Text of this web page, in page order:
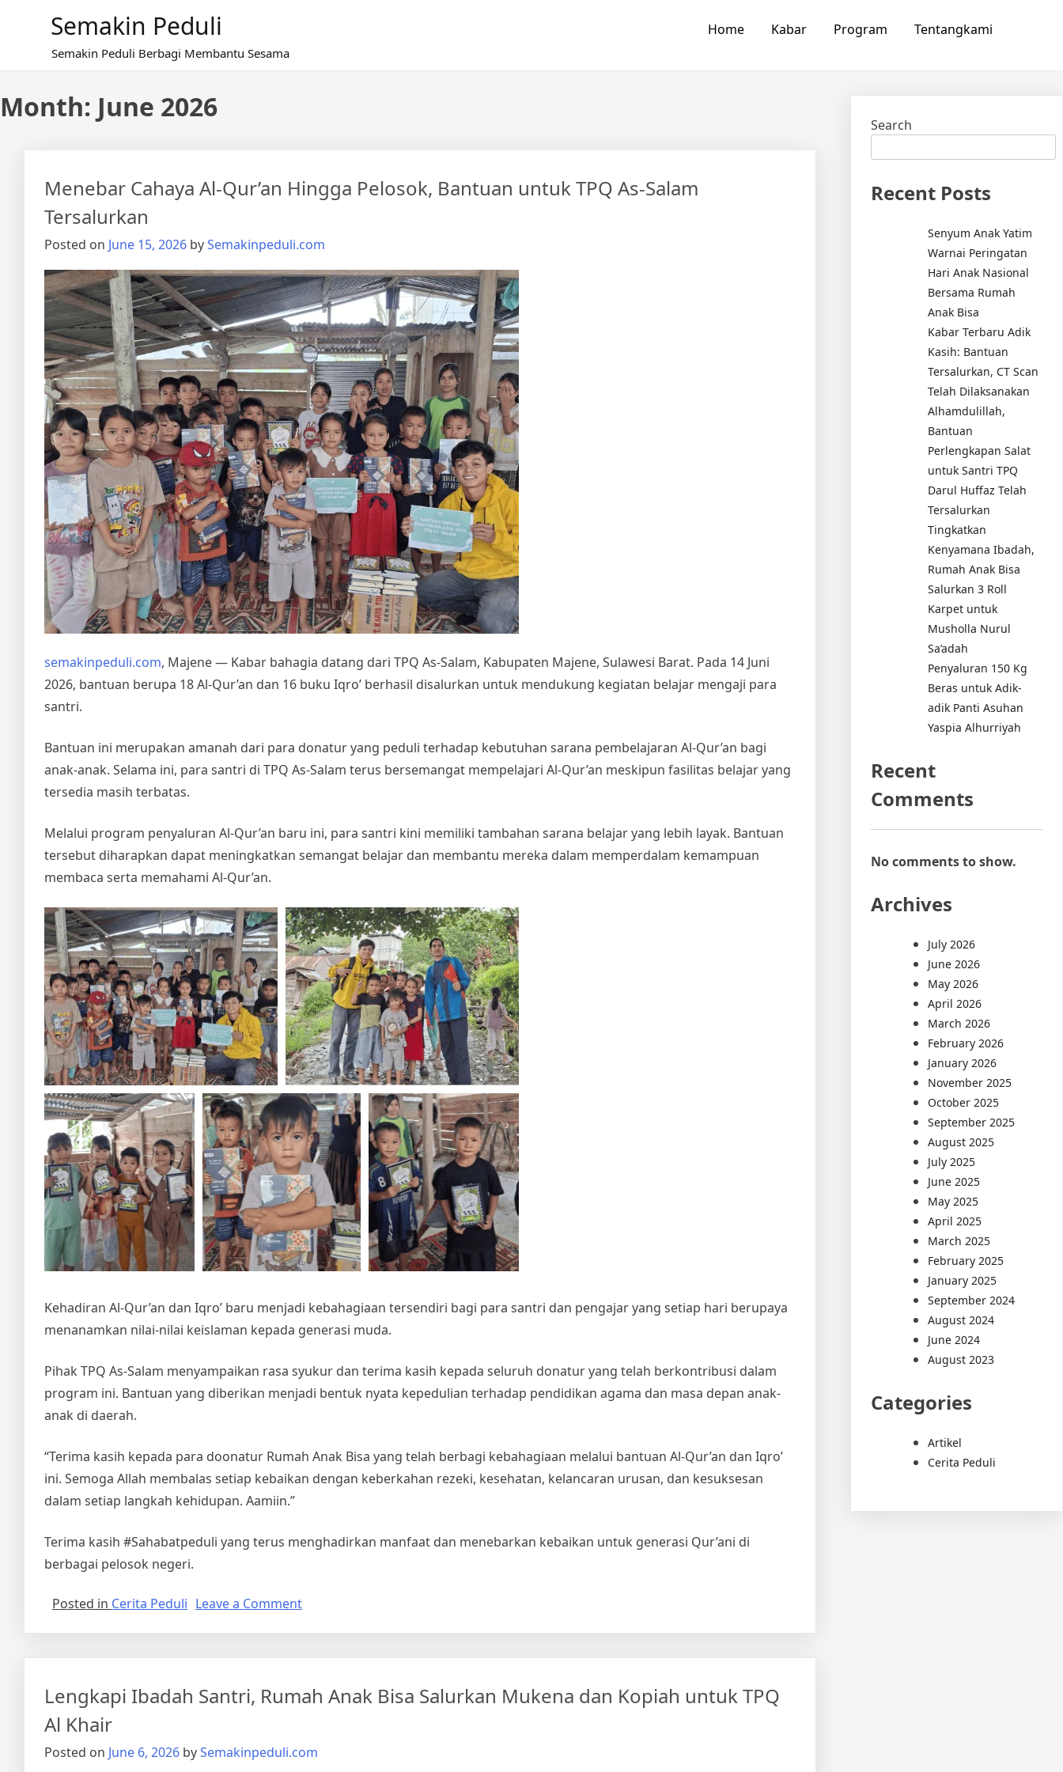
Semakin Peduli
Semakin Peduli Berbagi Membantu Sesama
Home Kabar Program Tentangkami
Month: June 2026
Menebar Cahaya Al-Qur’an Hingga Pelosok, Bantuan untuk TPQ As-Salam
Tersalurkan
Posted on June 15, 2026 bySemakinpeduli.com
semakinpeduli.com, Majene — Kabar bahagia datang dari TPQ As-Salam, Kabupaten Majene, Sulawesi Barat. Pada 14 Juni
2026, bantuan berupa 18 Al-Qur’an dan 16 buku Iqro’ berhasil disalurkan untuk mendukung kegiatan belajar mengaji para
santri.
Bantuan ini merupakan amanah dari para donatur yang peduli terhadap kebutuhan sarana pembelajaran Al-Qur’an bagi
anak-anak. Selama ini, para santri di TPQ As-Salam terus bersemangat mempelajari Al-Qur’an meskipun fasilitas belajar yang
tersedia masih terbatas.
Melalui program penyaluran Al-Qur’an baru ini, para santri kini memiliki tambahan sarana belajar yang lebih layak. Bantuan
tersebut diharapkan dapat meningkatkan semangat belajar dan membantu mereka dalam memperdalam kemampuan
membaca serta memahami Al-Qur’an.
Kehadiran Al-Qur’an dan Iqro’ baru menjadi kebahagiaan tersendiri bagi para santri dan pengajar yang setiap hari berupaya
menanamkan nilai-nilai keislaman kepada generasi muda.
Pihak TPQ As-Salam menyampaikan rasa syukur dan terima kasih kepada seluruh donatur yang telah berkontribusi dalam
program ini. Bantuan yang diberikan menjadi bentuk nyata kepedulian terhadap pendidikan agama dan masa depan anak-
anak di daerah.
“Terima kasih kepada para doonatur Rumah Anak Bisa yang telah berbagi kebahagiaan melalui bantuan Al-Qur’an dan Iqro’
ini. Semoga Allah membalas setiap kebaikan dengan keberkahan rezeki, kesehatan, kelancaran urusan, dan kesuksesan
dalam setiap langkah kehidupan. Aamiin.”
Terima kasih #Sahabatpeduli yang terus menghadirkan manfaat dan menebarkan kebaikan untuk generasi Qur’ani di
berbagai pelosok negeri.
Posted in Cerita Peduli Leave a Commenton
Hingga
untuk
Lengkapi Ibadah Santri, Rumah Anak Bisa Salurkan Mukena dan Kopiah untuk TPQ
Al Khair
Posted on June 6, 2026 bySemakinpeduli.com
Search
Recent Posts
Senyum Anak Yatim
Warnai Peringatan
Hari Anak Nasional
Bersama Rumah
Anak Bisa
Kabar Terbaru Adik
Kasih: Bantuan
Tersalurkan, CT Scan
Telah Dilaksanakan
Alhamdulillah,
Bantuan
Perlengkapan Salat
untuk Santri TPQ
Darul Huffaz Telah
Tersalurkan
Tingkatkan
Kenyamana Ibadah,
Rumah Anak Bisa
Salurkan 3 Roll
Karpet untuk
Musholla Nurul
Sa’adah
Penyaluran 150 Kg
Beras untuk Adik-
adik Panti Asuhan
Yaspia Alhurriyah
Recent
Comments
No comments to show.
Archives
July 2026
June 2026
May 2026
April 2026
March 2026
February 2026
January 2026
November 2025
October 2025
September 2025
August 2025
July 2025
June 2025
May 2025
April 2025
March 2025
February 2025
January 2025
September 2024
August 2024
June 2024
August 2023
Categories
Artikel
Cerita Peduli